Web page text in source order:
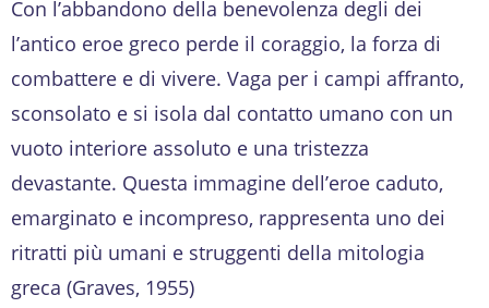
Con l’abbandono della benevolenza degli dei
l’antico eroe greco perde il coraggio, la forza di
combattere e di vivere. Vaga per i campi affranto,
sconsolato e si isola dal contatto umano con un
vuoto interiore assoluto e una tristezza
devastante. Questa immagine dell’eroe caduto,
emarginato e incompreso, rappresenta uno dei
ritratti più umani e struggenti della mitologia
greca (Graves, 1955)